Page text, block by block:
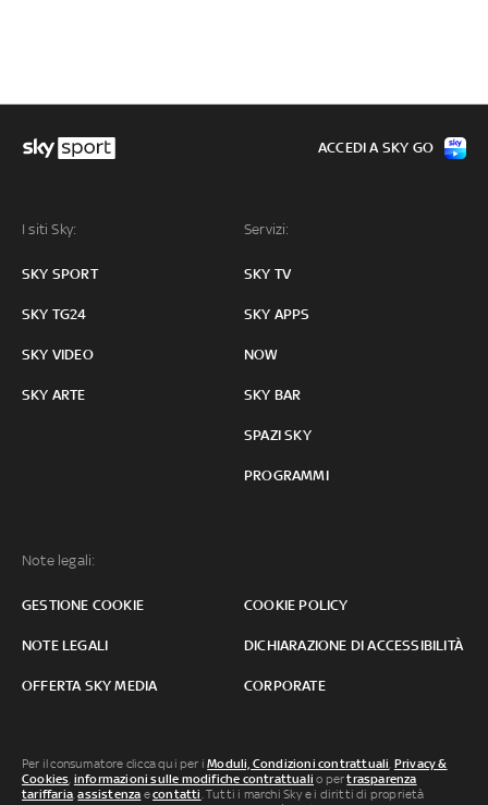
I siti Sky:
SKY SPORT
SKY TG24
SKY VIDEO
SKY ARTE
Servizi:
SKY TV
SKY APPS
NOW
SKY BAR
SPAZI SKY
PROGRAMMI
Note legali:
GESTIONE COOKIE COOKIE POLICY
NOTE LEGALI DICHIARAZIONE DI ACCESSIBILITÀ
OFFERTA SKY MEDIA CORPORATE
ACCEDI A SKY GO
Per il consumatore clicca qui per iModuli, Condizioni contrattuali, Privacy &
Cookies, informazioni sulle modifiche contrattuali o pertrasparenza
tariffaria,assistenza econtatti. Tutti i marchi Sky e i diritti di proprietà